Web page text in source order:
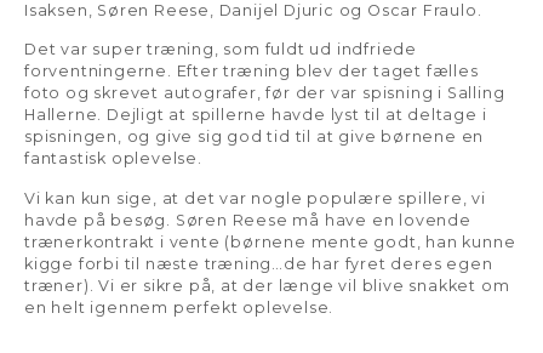
Isaksen, Søren Reese, Danijel Djuric og Oscar Fraulo.
Det var super træning, som fuldt ud indfriede
forventningerne. Efter træning blev der taget fælles
foto og skrevet autografer, før der var spisning i Salling
Hallerne. Dejligt at spillerne havde lyst til at deltage i
spisningen, og give sig god tid til at give børnene en
fantastisk oplevelse.
Vi kan kun sige, at det var nogle populære spillere, vi
havde på besøg. Søren Reese må have en lovende
trænerkontrakt i vente (børnene mente godt, han kunne
kigge forbi til næste træning…de har fyret deres egen
træner). Vi er sikre på, at der længe vil blive snakket om
en helt igennem perfekt oplevelse.